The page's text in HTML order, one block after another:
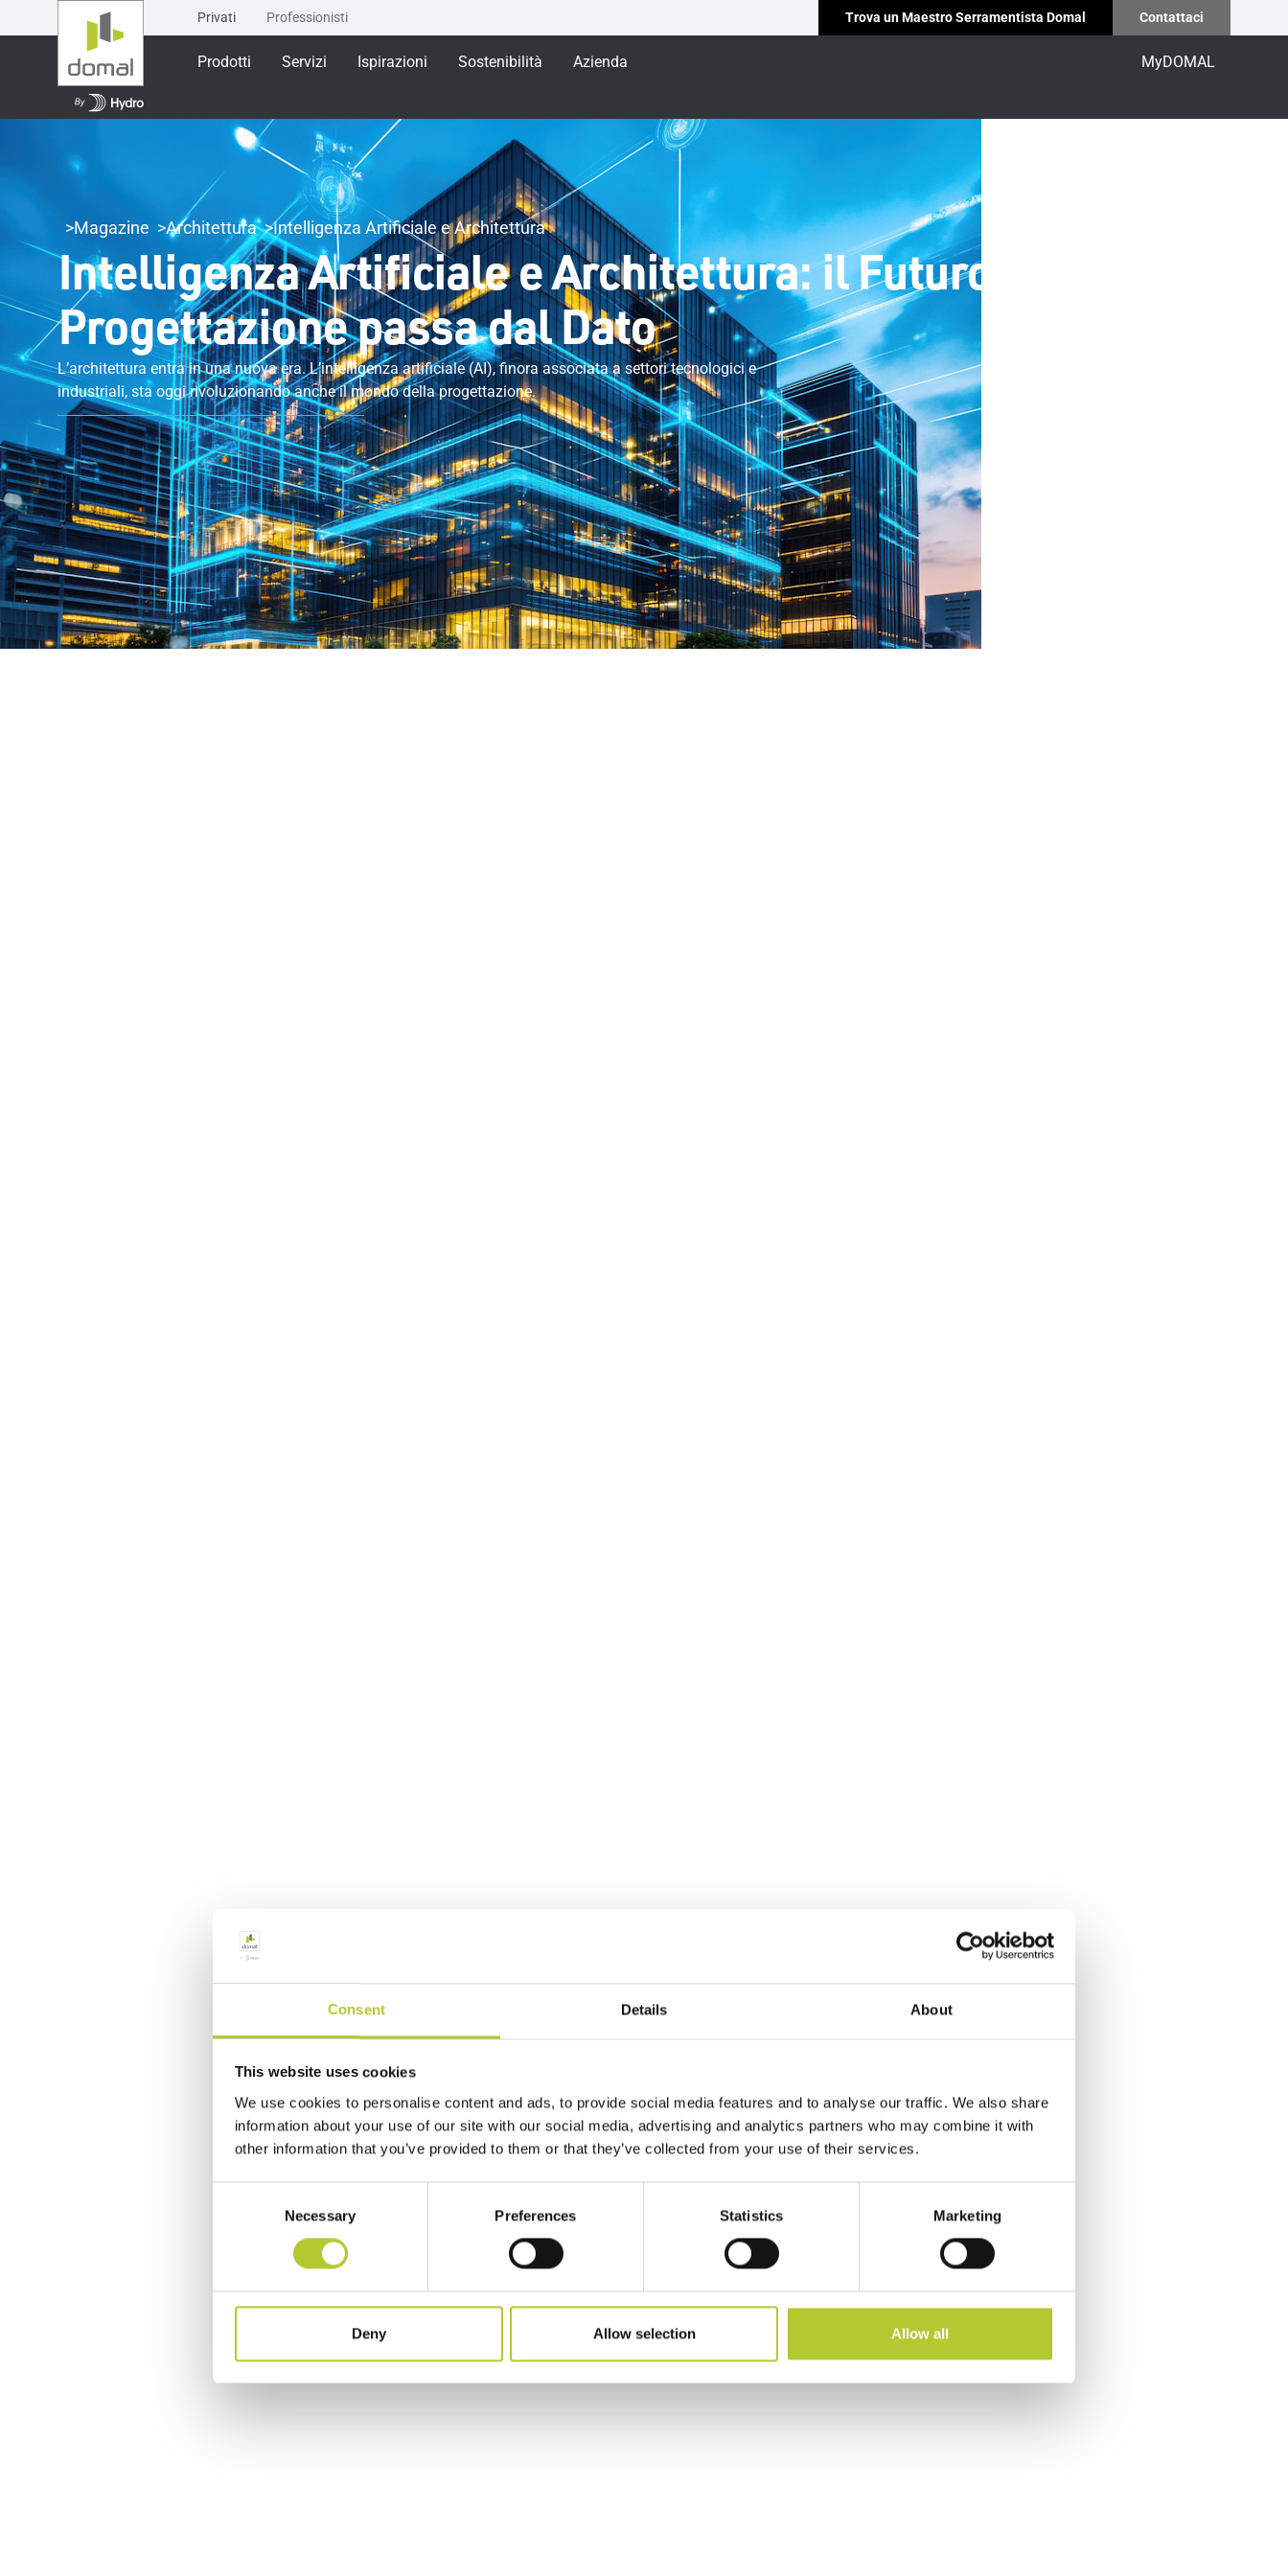
Consent Details About
This website uses cookies
We use cookies to personalise content and ads, to provide social media features and to analyse our traffic. We also share
information about your use of our site with our social media, advertising and analytics partners who may combine it with
other information that you’ve provided to them or that they’ve collected from your use of their services.
Necessary Preferences Statistics Marketing
Deny Allow selection Allow all
Privati Professionisti Trova un Maestro Serramentista Domal Contattaci
Prodotti Servizi Ispirazioni Sostenibilità Azienda MyDOMAL
Magazine Architettura Intelligenza Artificiale e Architettura
Intelligenza Artificiale e Architettura: il Futuro della
Progettazione passa dal Dato
L’architettura entra in una nuova era. L’intelligenza artificiale (AI), finora associata a settori tecnologici e
industriali, sta oggi rivoluzionando anche il mondo della progettazione.